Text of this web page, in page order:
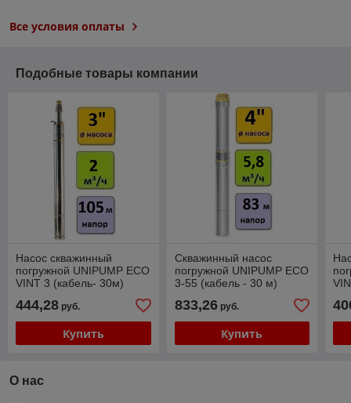
Все условия оплаты
Подобные товары компании
Насос скважинный
погружной UNIPUMP ECO
VINT 3 (кабель- 30м)
444,28 руб.
Купить
Скважинный насос
погружной UNIPUMP ECO
3-55 (кабель - 30 м)
833,26руб.
Купить
О нас